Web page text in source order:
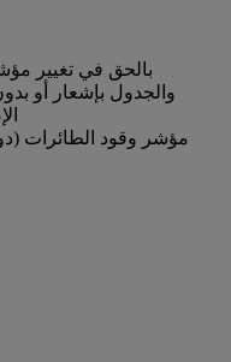
والجدول بإشعار أو